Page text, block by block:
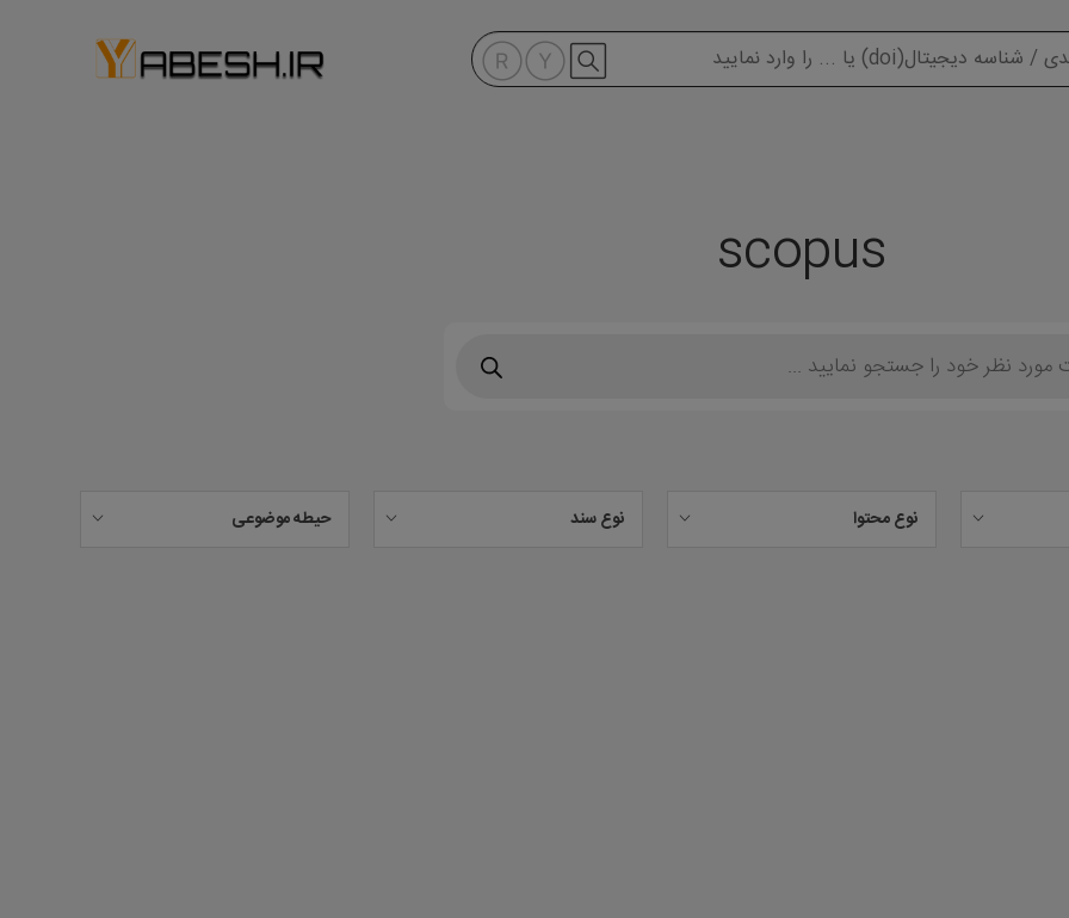
scopus
نوع محتوا نوع سند حیطه موضوعی